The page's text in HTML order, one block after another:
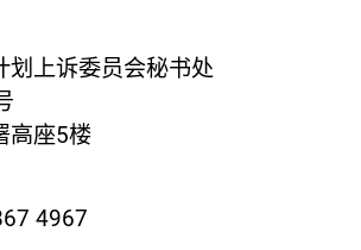
划上诉委员会秘书处
高座5楼
4967